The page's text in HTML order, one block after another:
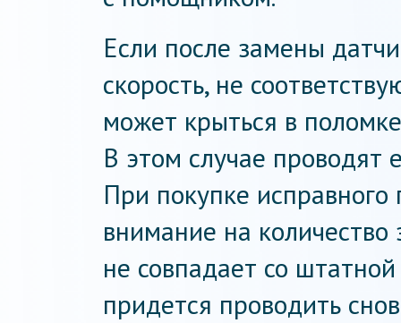
Если после замены
скорость, не
может крыться в
В этом случае проводят
При покупке
внимание на количество
не совпадает со
придется проводить